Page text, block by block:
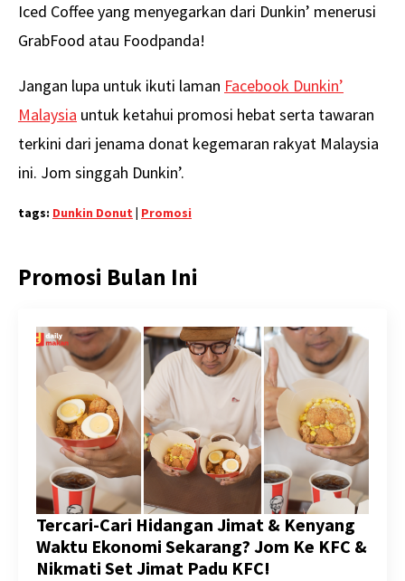
Iced Coffee yang menyegarkan dari Dunkin’ menerusi
GrabFood atau Foodpanda!
Jangan lupa untuk ikuti laman Facebook Dunkin’
Malaysia untuk ketahui promosi hebat serta tawaran
terkini dari jenama donat kegemaran rakyat Malaysia
ini. Jom singgah Dunkin’.
tags: Dunkin Donut | Promosi
Promosi Bulan Ini
Tercari-Cari Hidangan Jimat & Kenyang
Waktu Ekonomi Sekarang? Jom Ke KFC &
Nikmati Set Jimat Padu KFC!